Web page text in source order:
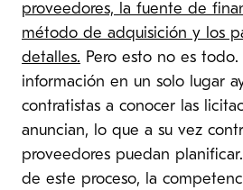
proveedores, la fuente de
método de adquisición y los
detalles. Pero esto no es
información en un solo lugar
contratistas a conocer las
anuncian, lo que a su vez
proveedores puedan
de este proceso, la